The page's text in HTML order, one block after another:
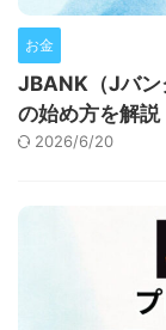
お金
JBANK（Jバン
の始め方を解説
2026/6/20